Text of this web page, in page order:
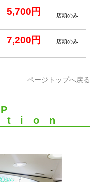
5,700円 店頭のみ
7,200円 店頭のみ
ページトップへ戻る